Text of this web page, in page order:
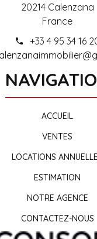
20214 Calenzana
France
+33 4 95 34 16
ACCUEIL
VENTES
LOCATIONS
ESTIMATION
NOTRE AGENCE
CONTACTEZ-NOUS